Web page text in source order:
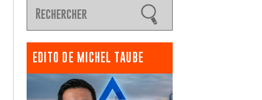
EDITO DE MICHEL TAUBE